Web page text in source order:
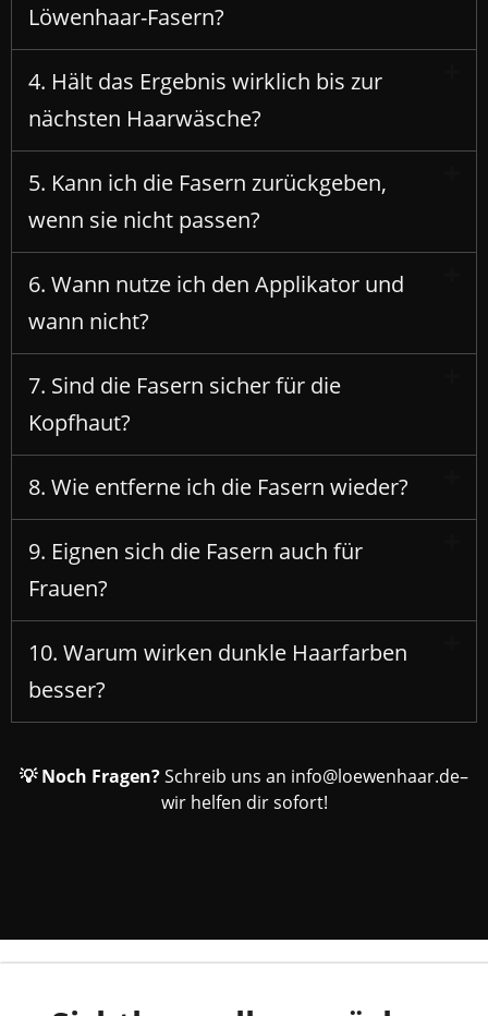
Löwenhaar-Fasern?
4. Hält das Ergebnis wirklich bis zur
nächsten Haarwäsche?
5. Kann ich die Fasern zurückgeben,
wenn sie nicht passen?
6. Wann nutze ich den Applikator und
wann nicht?
7. Sind die Fasern sicher für die
Kopfhaut?
8. Wie entferne ich die Fasern wieder?
9. Eignen sich die Fasern auch für
Frauen?
10. Warum wirken dunkle Haarfarben
besser?
💡 Noch Fragen?Schreib uns an info@loewenhaar.de–
wir helfen dir sofort!